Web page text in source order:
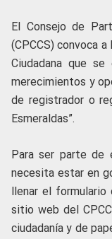
El Consejo de
(CPCCS) convoca
Ciudadana que se
merecimientos y
de registrador o
Esmeraldas”.
Para ser parte de
necesita estar en
llenar el
sitio web del
ciudadanía y de